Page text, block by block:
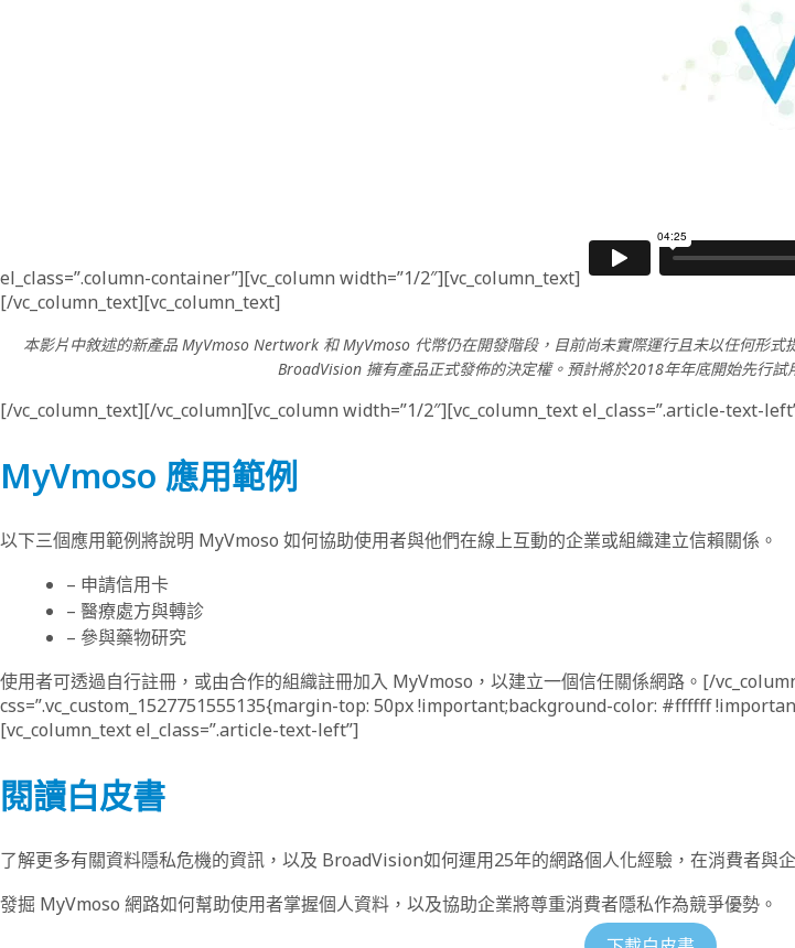
el_class=”.column-container”][vc_column width=”1/2″][vc_column_text]
[/vc_column_text][vc_column_text]
本影片中敘述的新產品 MyVmoso Nertwork 和 MyVmoso 代幣仍在開發階段，目前尚未實際運行且未以任何形
BroadVision 擁有產品正式發佈的決定權。預計將於2018年年底開始先行試
[/vc_column_text][/vc_column][vc_column width=”1/2″][vc_column_text el_class=”.article-text-
MyVmoso 應用範例
以下三個應用範例將說明 MyVmoso 如何協助使用者與他們在線上互動的企業或組織建立信賴關係。
– 申請信用卡
– 醫療處方與轉診
– 參與藥物研究
使用者可透過自行註冊，或由合作的組織註冊加入 MyVmoso，以建立一個信任關係網路。[/
css=”.vc_custom_1527751555135{margin-top: 50px !important;background-color: #ffffff
[vc_column_text el_class=”.article-text-left”]
閱讀白皮書
了解更多有關資料隱私危機的資訊，以及 BroadVision如何運用25年的網路個人化經驗，在消費者與
發掘 MyVmoso 網路如何幫助使用者掌握個人資料，以及協助企業將尊重消費者隱私作為競爭優勢。